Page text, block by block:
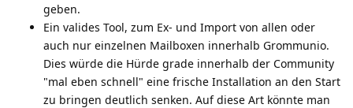
geben.
Ein valides Tool, zum Ex- und Import von allen oder
auch nur einzelnen Mailboxen innerhalb Grommunio.
Dies würde die Hürde grade innerhalb der Community
"mal eben schnell" eine frische Installation an den Start
zu bringen deutlich senken. Auf diese Art könnte man